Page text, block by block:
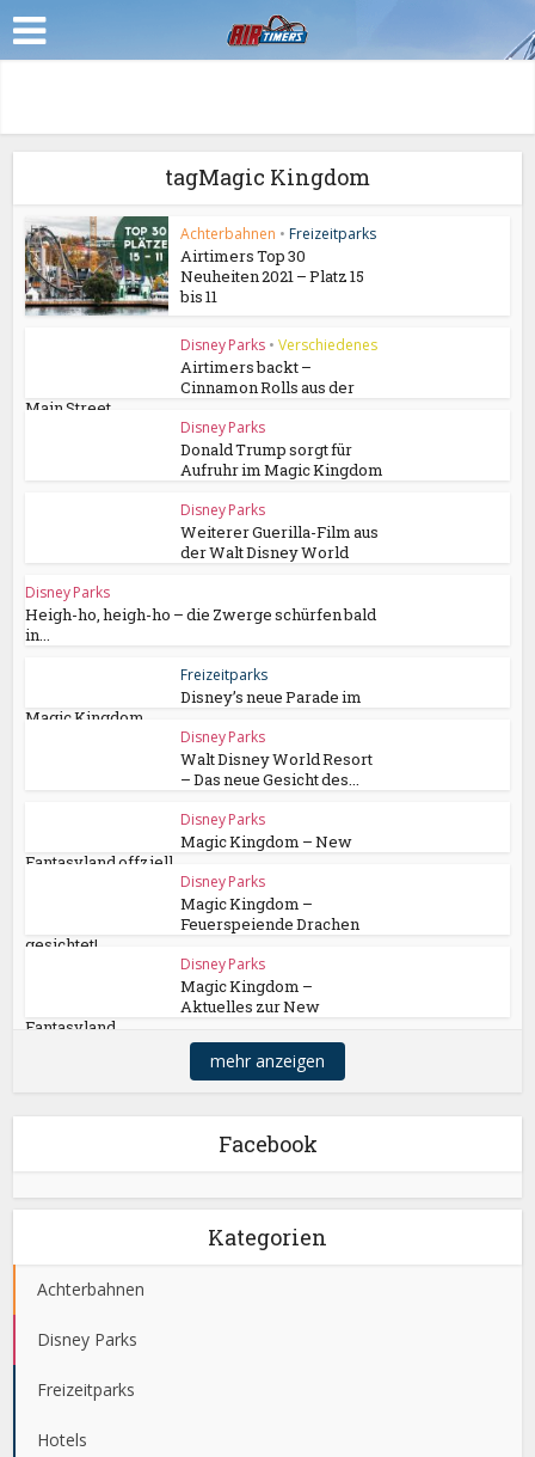
tagMagic Kingdom
Achterbahnen • Freizeitparks
Airtimers Top 30
Neuheiten 2021 – Platz 15
bis 11
Disney Parks • Verschiedenes
Airtimers backt –
Cinnamon Rolls aus der
Main Street...
Disney Parks
Donald Trump sorgt für
Aufruhr im Magic Kingdom
Disney Parks
Weiterer Guerilla-Film aus
der Walt Disney World
Disney Parks
Heigh-ho, heigh-ho – die Zwerge schürfen bald
in...
Freizeitparks
Disney’s neue Parade im
Magic Kingdom
Disney Parks
Walt Disney World Resort
– Das neue Gesicht des...
Disney Parks
Magic Kingdom – New
Fantasyland offziell...
Disney Parks
Magic Kingdom –
Feuerspeiende Drachen
gesichtet!
Disney Parks
Magic Kingdom –
Aktuelles zur New
Fantasyland...
mehr anzeigen
Facebook
Kategorien
Achterbahnen
Disney Parks
Freizeitparks
Hotels